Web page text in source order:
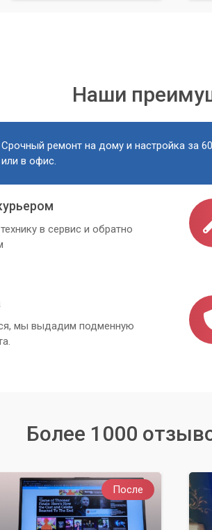
Наши
Срочный ремонт на дому и настройка за
или в офис.
в сервис и обратно
мы выдадим подменную
Более 1000
После